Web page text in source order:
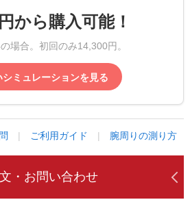
円から購入可能！
場合。初回のみ14,300円。
シミュレーションを見る
| ご利用ガイド | 腕周りの測り方
・お問い合わせ